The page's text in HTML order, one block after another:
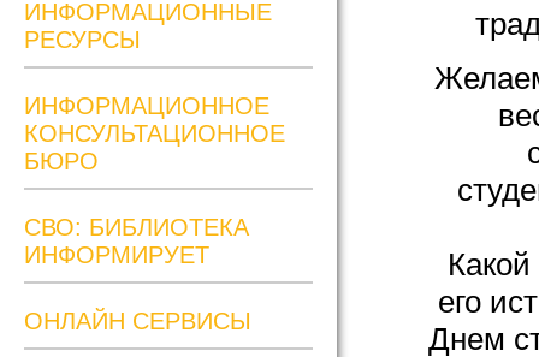
ИНФОРМАЦИОННЫЕ
РЕСУРСЫ
ИНФОРМАЦИОННОЕ
КОНСУЛЬТАЦИОННОЕ
БЮРО
СВО: БИБЛИОТЕКА
ИНФОРМИРУЕТ
ОНЛАЙН СЕРВИСЫ
его
Днем